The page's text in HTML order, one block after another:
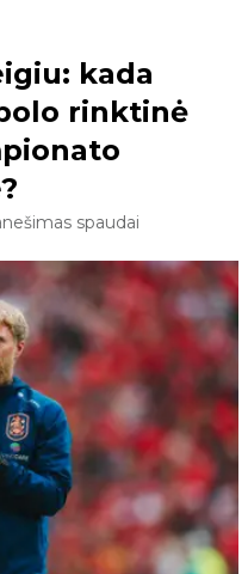
kada
rinktinė
spaudai